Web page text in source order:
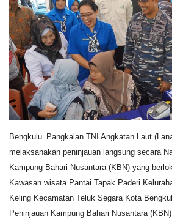
Keamanan
Kejahatan
Cybers Event
UMKM & Ekonomi Kreatif
Pekerja Migran Indonesia
Ekonomi
Pendidikan
Bengkulu_Pangkalan TNI Angkatan Laut
melaksanakan peninjauan langsung secara
Kampung Bahari Nusantara (KBN) yang
Kawasan wisata Pantai Tapak Paderi
Keling Kecamatan Teluk Segara Kota
Peninjauan Kampung Bahari Nusantara